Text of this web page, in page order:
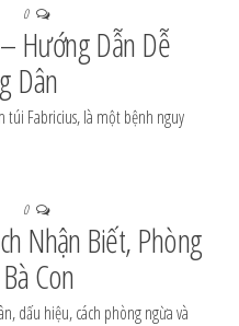
0
Hướng Dẫn Dễ
Dân
túi Fabricius, là một bệnh nguy
0
Nhận Biết, Phòng
Con
dấu hiệu, cách phòng ngừa và